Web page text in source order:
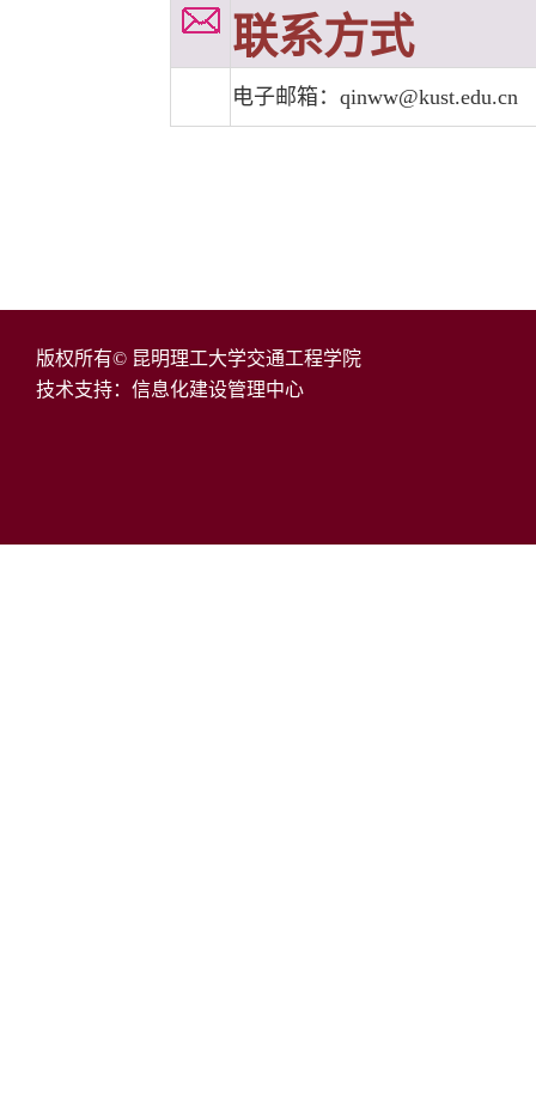
联系方式
电子邮箱：qinww@kust.edu.cn
版权所有© 昆明理工大学交通工程学院
技术支持：信息化建设管理中心